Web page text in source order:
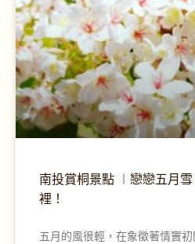
南投賞桐景點 ︱戀戀五月
裡！
五月的風很輕，在象徵著情竇